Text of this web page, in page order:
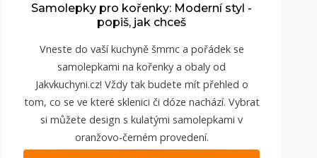
Samolepky pro kořenky: Moderní styl -
popiš, jak chceš
Vneste do vaší kuchyně šmrnc a pořádek se
samolepkami na kořenky a obaly od
Jakvkuchyni.cz! Vždy tak budete mít přehled o
tom, co se ve které sklenici či dóze nachází. Vybrat
si můžete design s kulatými samolepkami v
oranžovo-černém provedení.